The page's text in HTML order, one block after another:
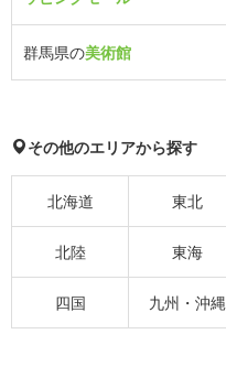
群馬県の美術館
その他のエリアから探す
北海道 東北
北陸 東海
四国 九州・沖縄